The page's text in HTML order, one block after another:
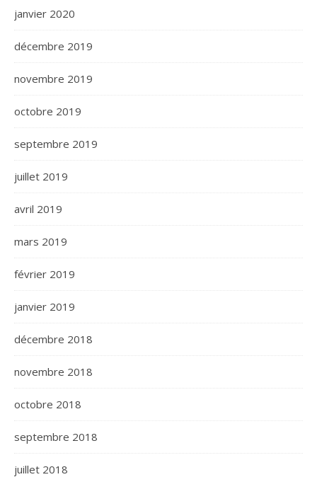
janvier 2020
décembre 2019
novembre 2019
octobre 2019
septembre 2019
juillet 2019
avril 2019
mars 2019
février 2019
janvier 2019
décembre 2018
novembre 2018
octobre 2018
septembre 2018
juillet 2018